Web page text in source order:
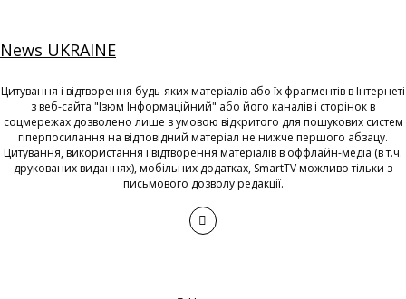
News UKRAINE
Цитування і відтворення будь-яких матеріалів або їх фрагментів в Інтернеті
з веб-сайта "Ізюм Інформаційний" або його каналів і сторінок в
соцмережах дозволено лише з умовою відкритого для пошукових систем
гіперпосилання на відповідний матеріал не нижче першого абзацу.
Цитування, використання і відтворення матеріалів в оффлайн-медіа (в т.ч.
друкованих виданнях), мобільних додатках, SmartTV можливо тільки з
письмового дозволу редакції.